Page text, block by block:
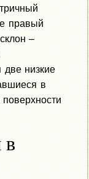
правый
–
низкие
в
в